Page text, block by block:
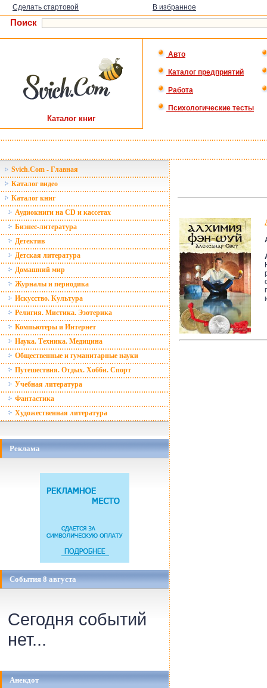
Сделать стартовой В избранное
Поиск
Каталог книг
Авто
Каталог предприятий
Работа
Психологические тесты
Svich.Com - Главная
Каталог видео
Каталог книг
Аудиокниги на CD и кассетах
Бизнес-литература
Детектив
Детская литература
Домашний мир
Журналы и периодика
Искусство. Культура
Религия. Мистика. Эзотерика
Компьютеры и Интернет
Наука. Техника. Медицина
Общественные и гуманитарные науки
Путешествия. Отдых. Хобби. Спорт
Учебная литература
Фантастика
Художественная литература
Реклама
События 8 августа
Сегодня событий
нет...
Анекдот